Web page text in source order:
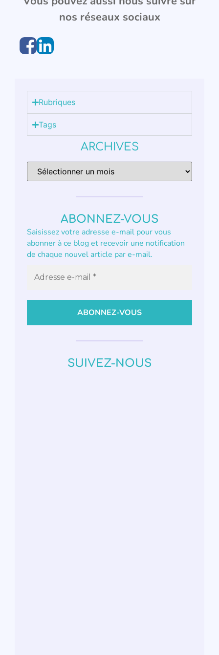
nos réseaux sociaux
Rubriques
Tags
ARCHIVES
ABONNEZ-VOUS
Saisissez votre adresse e-mail pour vous
abonner à ce blog et recevoir une notification
de chaque nouvel article par e-mail.
SUIVEZ-NOUS